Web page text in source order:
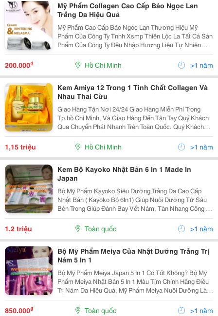
Mỹ Phẩm Collagen Cao Cấp Bảo Ngọc Lan
Trắng Da Hiệu Quả
Mỹ Phẩm Cao Cấp Bảo Ngoc Lan Thương Hiệu Mỹ
Phẩm Của Công Ty Tnhh Xsmp Thiên Lộc La Tất Cả Sản
Phẩm Của Công Ty Đều Nhập Hương Liệu Tự Nhiên
100% Từ Nhật Bản Với Công Nghệ Tiêu Chuẩn
Collagen Từ Nhật Bản Công Ty Đã Tự Sản Xuất Được
Tại Việt Nam ....
200.000₫ Hồ Chí Minh >1 năm
Kem Amiya 12 Trong 1 Tinh Chất Collagen Và
Nhau Thai Cừu
Giao Hàng Tận Nơi 24/24 Giao Hàng Miễn Phí Trong
Tp.hồ Chí Minh, Và Giao Hàng Đến Tận Tay Quý Khách
Qua Chuyển Phát Nhanh Trên Toàn Quốc. Quý Khách
Vui Lòng Liên Hệ Để Được Tư Vấn Và Báo Giá Tốt
1,15 triệu Hồ Chí Minh >1 năm
Kem Bộ Kayoko Nhật Bản 6 In 1 Made In
Japan
Bộ Mỹ Phẩm Kayoko Siêu Dưỡng Trắng Da Cao Cấp
Nhật Bản ( Kayoko Bộ 6In1) Giúp Nuôi Dưỡng Từ Sâu
Bên Trong Giúp Đánh Bay Vết Nám, Tàn Nhang Công Ty
Mayavina Chúng Tôi Với Trên 10 Năm Kinh Nghiệm
Phân Phối Các Hãng Mỹ Phẩm Lớn Trên Thế Giới Xin
1,2 triệu Toàn quốc >1 năm
Bộ Mỹ Phẩm Meiya Của Nhật Dưỡng Trắng Trị
Nám 5 In 1
Bộ Mỹ Phẩm Meiya Japan 5 In 1 Có Tốt Không? Bộ Mỹ
Phẩm Meiya Nhật Bản 5 In 1 Màu Tím Chính Hãng Điều
Trị Nám Da Hiệu Quả, Mỹ Phẩm Meiya Nuôi Dưỡng Làn
Da Trắng Mịn Đẹp Tự Nhiên Mỗi Ngày Cho Hàng Ngàn
Chị Em Bộ Mỹ Phẩm Meiya Nhật Bản 5 In 1:...
850.000₫ Toàn quốc >1 năm